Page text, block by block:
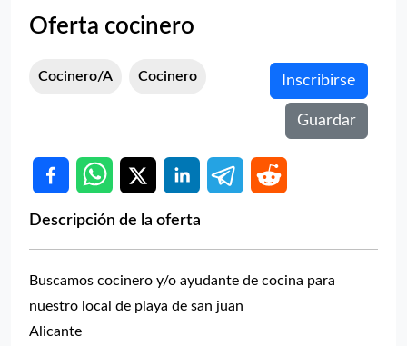
Oferta cocinero
Cocinero/a Cocinero Inscribirse
Guardar
Descripción de la oferta
Buscamos cocinero y/o ayudante de cocina para
nuestro local de playa de san juan
Alicante